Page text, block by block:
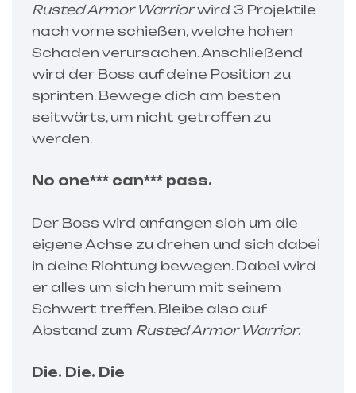
Rusted Armor Warriorwird 3 Projektile
nach vorne schießen, welche hohen
Schaden verursachen. Anschließend
wird der Boss auf deine Position zu
sprinten. Bewege dich am besten
seitwärts, um nicht getroffen zu
werden.
No one*** can*** pass.
Der Boss wird anfangen sich um die
eigene Achse zu drehen und sich dabei
in deine Richtung bewegen. Dabei wird
er alles um sich herum mit seinem
Schwert treffen. Bleibe also auf
Abstand zum Rusted Armor Warrior.
Die. Die. Die